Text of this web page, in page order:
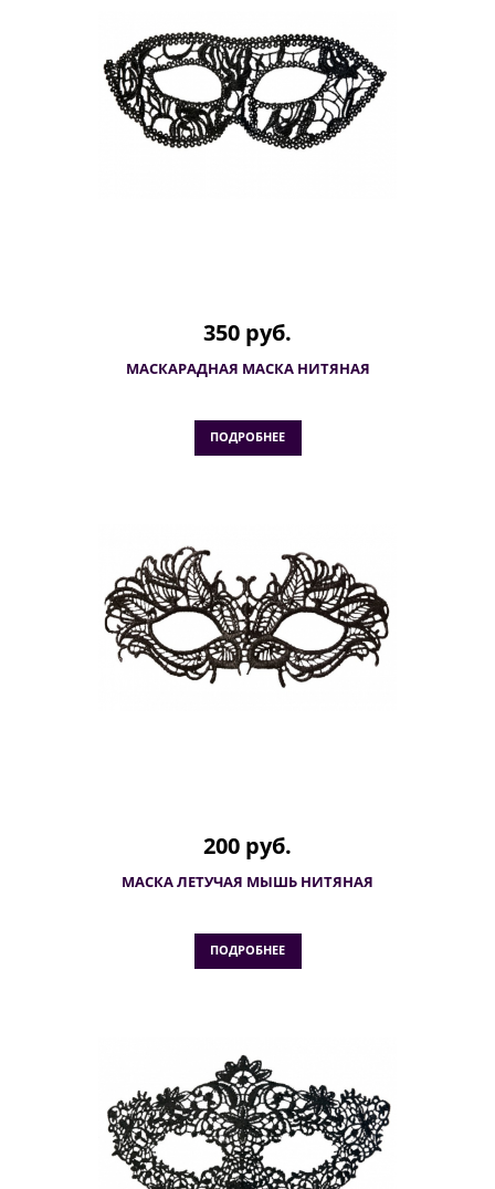
350 руб.
МАСКАРАДНАЯ МАСКА НИТЯНАЯ
ПОДРОБНЕЕ
200 руб.
МАСКА ЛЕТУЧАЯ МЫШЬ НИТЯНАЯ
ПОДРОБНЕЕ